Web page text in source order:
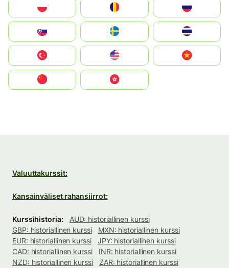
United States
中國香港特別行政區
Valuuttakurssit:
Kansainväliset rahansiirrot:
Kurssihistoria:
AUD: historiallinen kurssi
GBP: historiallinen kurssi
MXN: historiallinen kurssi
EUR: historiallinen kurssi
JPY: historiallinen kurssi
CAD: historiallinen kurssi
INR: historiallinen kurssi
NZD: historiallinen kurssi
ZAR: historiallinen kurssi